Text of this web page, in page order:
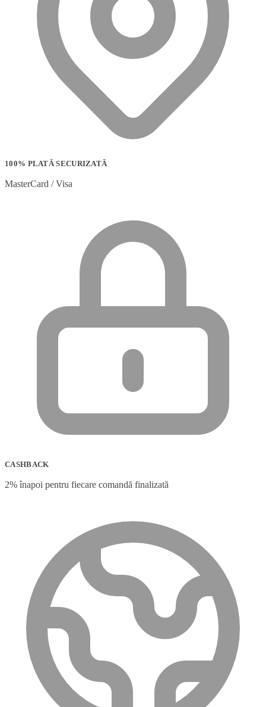
100% PLATĂ SECURIZATĂ
MasterCard / Visa
CASHBACK
2% înapoi pentru fiecare comandă finalizată